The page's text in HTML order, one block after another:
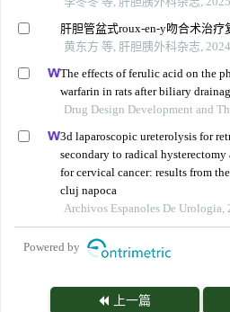
肝胆管盆式roux-en-y吻合术治疗
黄东方 等, 肝胆胰外科杂志, 2024
The effects of ferulic acid on the
warfarin in rats after biliary
Drug Design Development and
3d laparoscopic ureterolysis for
secondary to radical
for cervical cancer: results from
cluj napoca
Archivos Espanoles De Urologia,
Powered by
上一篇